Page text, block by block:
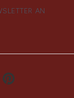
AN